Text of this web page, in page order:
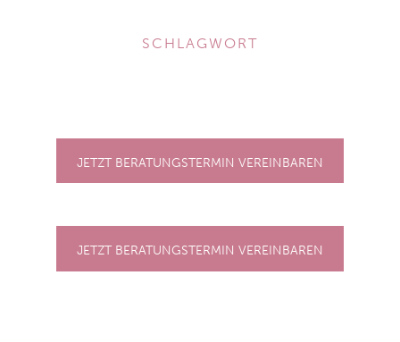
SCHLAGWORT
JETZT BERATUNGSTERMIN VEREINBAREN
JETZT BERATUNGSTERMIN VEREINBAREN